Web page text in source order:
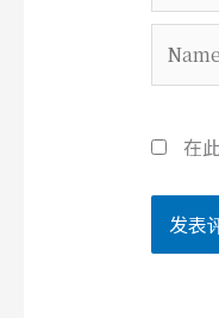
在